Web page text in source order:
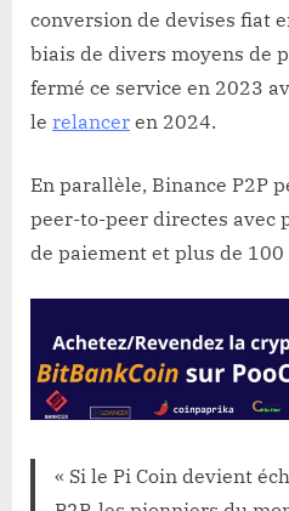
conversion de devises fiat
biais de divers moyens de
fermé ce service en 2023
le relancer en 2024.
En parallèle, Binance P2P
peer-to-peer directes avec
de paiement et plus de 100
« Si le Pi Coin devient